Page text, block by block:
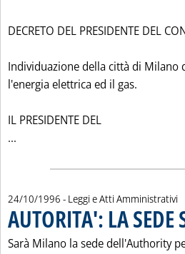
DECRETO DEL PRESIDENTE DEL
Individuazione della città di Milano
l'energia elettrica ed il gas.
IL PRESIDENTE DEL
...
24/10/1996 - Leggi e Atti Amministrativi
AUTORITA': LA
Sarà Milano la sede dell'Authority